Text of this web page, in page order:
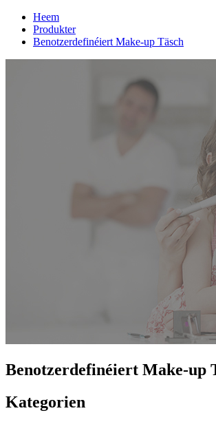
Heem
Produkter
Benotzerdefinéiert Make-up Täsch
Benotzerdefinéiert Make-up
Kategorien